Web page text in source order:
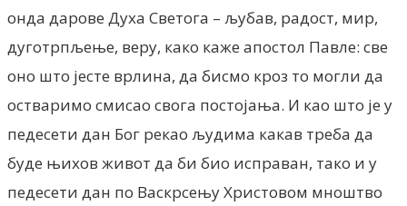
онда дарове Духа Светога – љубав, радост, мир,
дуготрпљење, веру, како каже апостол Павле: све
оно што јесте врлина, да бисмо кроз то могли да
остваримо смисао свога постојања. И као што је у
педесети дан Бог рекао људима какав треба да
буде њихов живот да би био исправан, тако и у
педесети дан по Васкрсењу Христовом мноштво